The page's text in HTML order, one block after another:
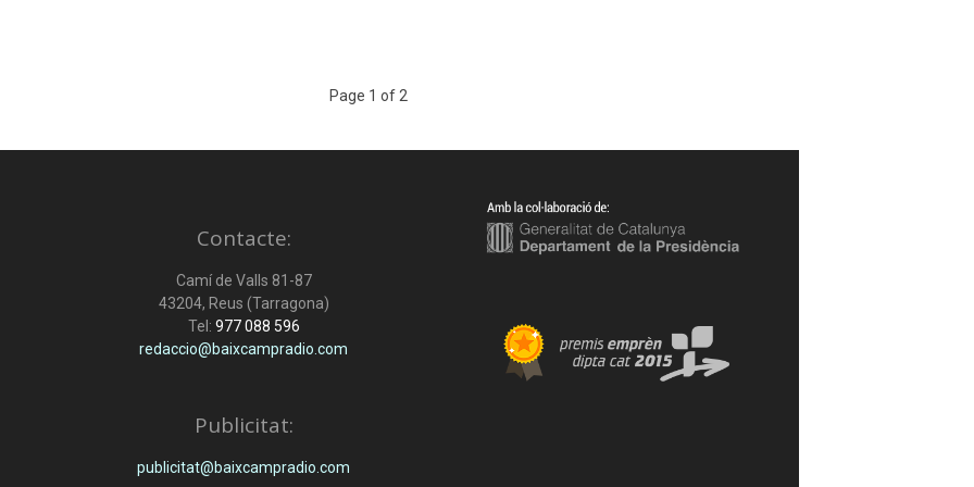
Page 1 of 2
Contacte:
Camí de Valls 81-87
43204, Reus (Tarragona)
Tel: 977 088 596
redaccio@baixcampradio.com
Publicitat:
publicitat@baixcampradio.com